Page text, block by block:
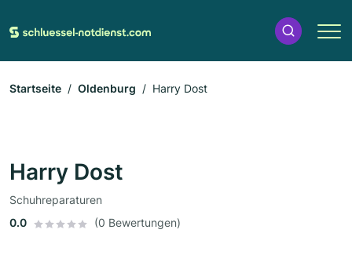
Startseite Oldenburg Harry Dost
Harry Dost
Schuhreparaturen
0.0
(0 Bewertungen)